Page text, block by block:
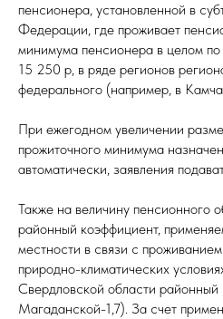
пенсионера, установленной в
Федерации, где проживает
минимума пенсионера в целом
15 250 р, в ряде регионов
федерального (например, в
При ежегодном увеличении
прожиточного минимума
автоматически, заявления
Также на величину пенсионного
районный коэффициент,
местности в связи с
природно-климатических
Свердловской области районный
Магаданской-1,7). За счет